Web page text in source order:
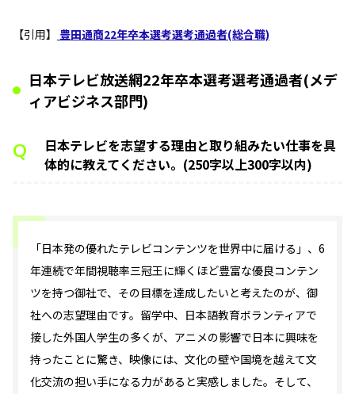
【引用】 豊田通商22年卒本選考選考通過者(総合職)
日本テレビ放送網22年卒本選考選考通過者(メデ
ィアビジネス部門)
Q
日本テレビを志望する理由と取り組みたい仕事を具
体的に教えてください。(250字以上300字以内)
「日本発の優れたテレビコンテンツを世界中に届ける」、6
年連続で年間視聴率三冠王に輝くほど豊富な優良コンテン
ツを持つ御社で、その目標を達成したいと考えたのが、御
社への志望理由です。留学中、日本語教育ボランティアで
接した外国人学生の多くが、アニメの影響で日本に興味を
持ったことに驚き、映像には、文化の壁や国境を越えて文
化交流の担い手になる力があると実感しました。そして、